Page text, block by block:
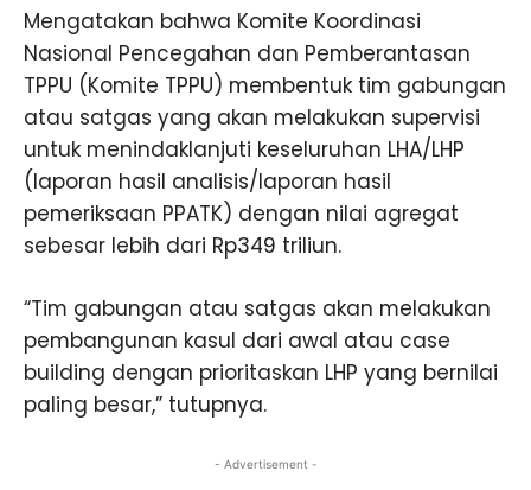
Mengatakan bahwa Komite Koordinasi
Nasional Pencegahan dan Pemberantasan
TPPU (Komite TPPU) membentuk tim gabungan
atau satgas yang akan melakukan supervisi
untuk menindaklanjuti keseluruhan LHA/LHP
(laporan hasil analisis/laporan hasil
pemeriksaan PPATK) dengan nilai agregat
sebesar lebih dari Rp349 triliun.
“Tim gabungan atau satgas akan melakukan
pembangunan kasul dari awal atau case
building dengan prioritaskan LHP yang bernilai
paling besar,” tutupnya.
- Advertisement -